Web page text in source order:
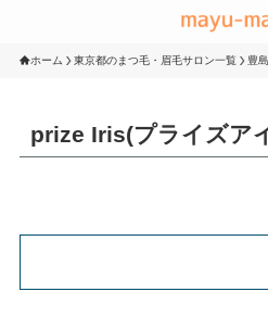
ホーム 東京都のまつ毛・眉毛サロン一覧 豊
prize Iris(プライズア